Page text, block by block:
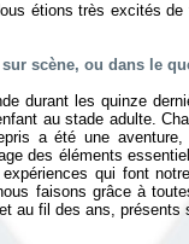
étions très excités de
scène, ou dans le
durant les quinze
au stade adulte.
a été une
des éléments
qui font
faisons grâce à
au fil des ans, présents